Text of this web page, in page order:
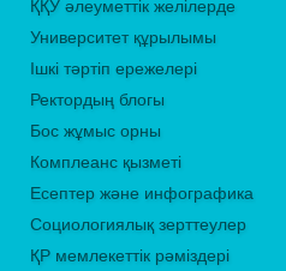
ҚҚУ әлеуметтік желілерде
Университет құрылымы
Ішкі тәртіп ережелері
Ректордың блогы
Бос жұмыс орны
Комплеанс қызметі
Есептер және инфографика
Социологиялық зерттеулер
ҚР мемлекеттік рәміздері